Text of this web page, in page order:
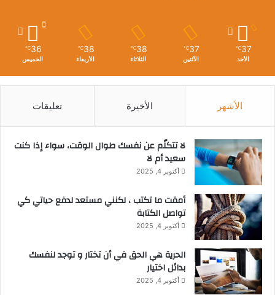
37
℃
الأحد
37
℃
الأثنين
38
℃
الثلاثاء
38
℃
الأربعاء
36
℃
الخميس
الأشهر الأخيرة تعليقات
لا تتكلّم عن نفسك طوال الوقت، سواء إذا كنت
سعيد أم لا
أكتوبر 4, 2025
أمقت ما تكتب ، لكنني مستعد لدفع حياتي كي
تواصل الكتابة
أكتوبر 4, 2025
الحرية هي الحق في أن تختار و توجد لنفسك
بدائل اختيار
أكتوبر 4, 2025